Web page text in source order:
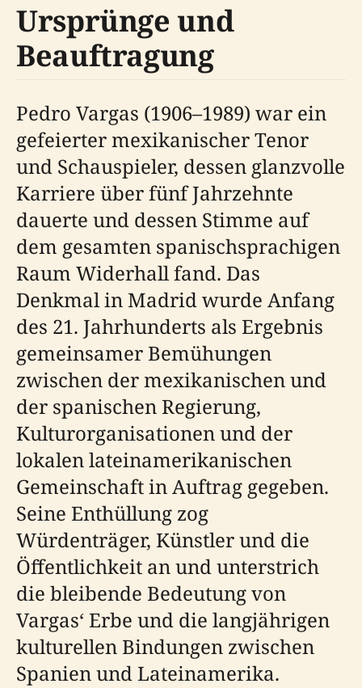
Ursprünge und
Beauftragung
Pedro Vargas (1906–1989) war ein
gefeierter mexikanischer Tenor
und Schauspieler, dessen glanzvolle
Karriere über fünf Jahrzehnte
dauerte und dessen Stimme auf
dem gesamten spanischsprachigen
Raum Widerhall fand. Das
Denkmal in Madrid wurde Anfang
des 21. Jahrhunderts als Ergebnis
gemeinsamer Bemühungen
zwischen der mexikanischen und
der spanischen Regierung,
Kulturorganisationen und der
lokalen lateinamerikanischen
Gemeinschaft in Auftrag gegeben.
Seine Enthüllung zog
Würdenträger, Künstler und die
Öffentlichkeit an und unterstrich
die bleibende Bedeutung von
Vargas‘ Erbe und die langjährigen
kulturellen Bindungen zwischen
Spanien und Lateinamerika.